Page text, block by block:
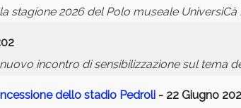
stagione 2026 del Polo museale UniversiCà
incontro di sensibilizzazione sul tema
dello stadio Pedroli - 22 Giugno